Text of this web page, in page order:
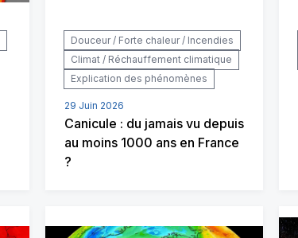
Douceur / Forte chaleur / Incendies
Climat / Réchauffement climatique
Explication des phénomènes
29 Juin 2026
Canicule : du jamais vu depuis
au moins 1000 ans en France
?